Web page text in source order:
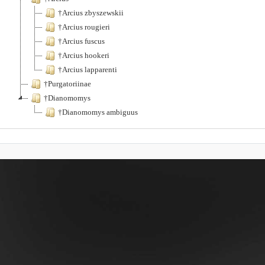
†Arcius zbyszewskii
†Arcius rougieri
†Arcius fuscus
†Arcius hookeri
†Arcius lapparenti
†Purgatoriinae
†Dianomomys
†Dianomomys ambiguus